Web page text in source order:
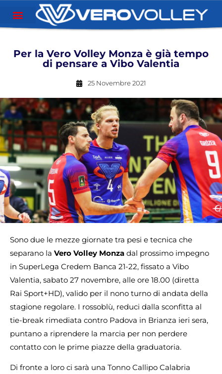
Per la Vero Volley Monza è già tempo
di pensare a Vibo Valentia
25 Novembre 2021
Sono due le mezze giornate tra pesi e tecnica che
separano la Vero Volley Monza dal prossimo impegno
in SuperLega Credem Banca 21-22, fissato a Vibo
Valentia, sabato 27 novembre, alle ore 18.00 (diretta
Rai Sport+HD), valido per il nono turno di andata della
stagione regolare. I rossoblù, reduci dalla sconfitta al
tie-break rimediata contro Padova in Brianza ieri sera,
puntano a riprendere la marcia per non perdere
contatto con le prime piazze della graduatoria.
Di fronte a loro ci sarà una Tonno Callipo Calabria